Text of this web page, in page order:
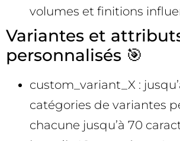
volumes et finitions
Variantes et
personnalisés 🎯
custom_variant_X :
catégories de variantes
chacune jusqu’à 70